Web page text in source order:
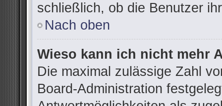
schließlich, ob die Benutzer
Nach oben
Wieso kann ich nicht mehr
Die maximal zulässige Zahl
Board-Administration